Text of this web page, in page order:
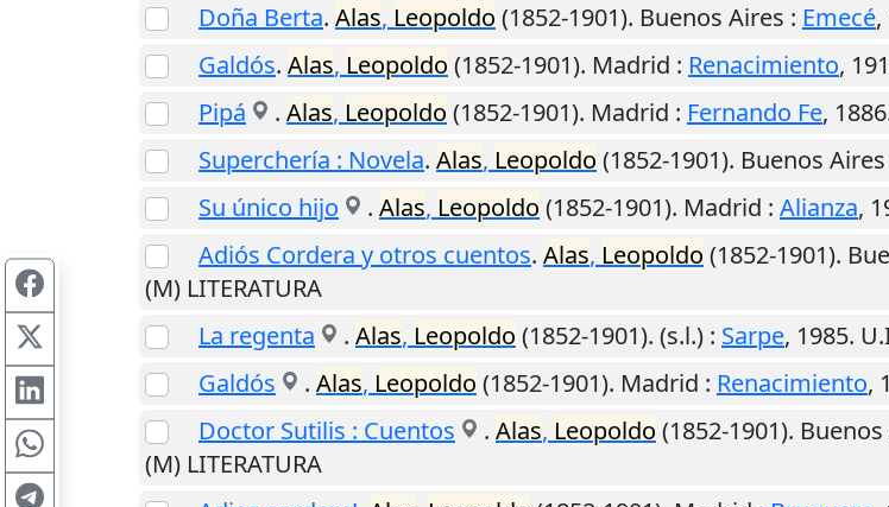
Doña Berta. Alas, Leopoldo (1852-1901). Buenos Aires : Emecé,
Galdós. Alas, Leopoldo (1852-1901). Madrid : Renacimiento,
Pipá
. Alas, Leopoldo (1852-1901). Madrid : Fernando Fe, 1886
Superchería : Novela. Alas, Leopoldo (1852-1901). Buenos Aires
Su único hijo
. Alas, Leopoldo (1852-1901). Madrid : Alianza,
Adiós Cordera y otros cuentos. Alas, Leopoldo (1852-1901).
(M) LITERATURA
La regenta
. Alas, Leopoldo (1852-1901). (s.l.) : Sarpe, 1985.
Galdós
. Alas, Leopoldo (1852-1901). Madrid : Renacimiento,
Doctor Sutilis : Cuentos
. Alas, Leopoldo (1852-1901).
(M) LITERATURA